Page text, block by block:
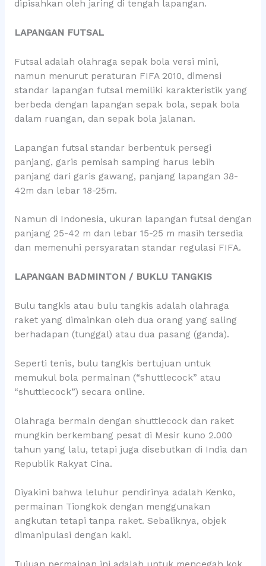
dipisahkan oleh jaring di tengah lapangan.
LAPANGAN FUTSAL
Futsal adalah olahraga sepak bola versi mini,
namun menurut peraturan FIFA 2010, dimensi
standar lapangan futsal memiliki karakteristik yang
berbeda dengan lapangan sepak bola, sepak bola
dalam ruangan, dan sepak bola jalanan.
Lapangan futsal standar berbentuk persegi
panjang, garis pemisah samping harus lebih
panjang dari garis gawang, panjang lapangan 38-
42m dan lebar 18-25m.
Namun di Indonesia, ukuran lapangan futsal dengan
panjang 25-42 m dan lebar 15-25 m masih tersedia
dan memenuhi persyaratan standar regulasi FIFA.
LAPANGAN BADMINTON / BUKLU TANGKIS
Bulu tangkis atau bulu tangkis adalah olahraga
raket yang dimainkan oleh dua orang yang saling
berhadapan (tunggal) atau dua pasang (ganda).
Seperti tenis, bulu tangkis bertujuan untuk
memukul bola permainan (“shuttlecock” atau
“shuttlecock”) secara online.
Olahraga bermain dengan shuttlecock dan raket
mungkin berkembang pesat di Mesir kuno 2.000
tahun yang lalu, tetapi juga disebutkan di India dan
Republik Rakyat Cina.
Diyakini bahwa leluhur pendirinya adalah Kenko,
permainan Tiongkok dengan menggunakan
angkutan tetapi tanpa raket. Sebaliknya, objek
dimanipulasi dengan kaki.